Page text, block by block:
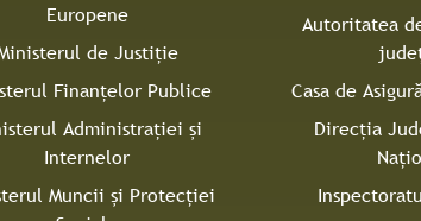
Europene
de Justiție
Finanțelor Publice
Administrației și
Internelor
Muncii și Protecției
Autoritatea
Casa de
Direcţia